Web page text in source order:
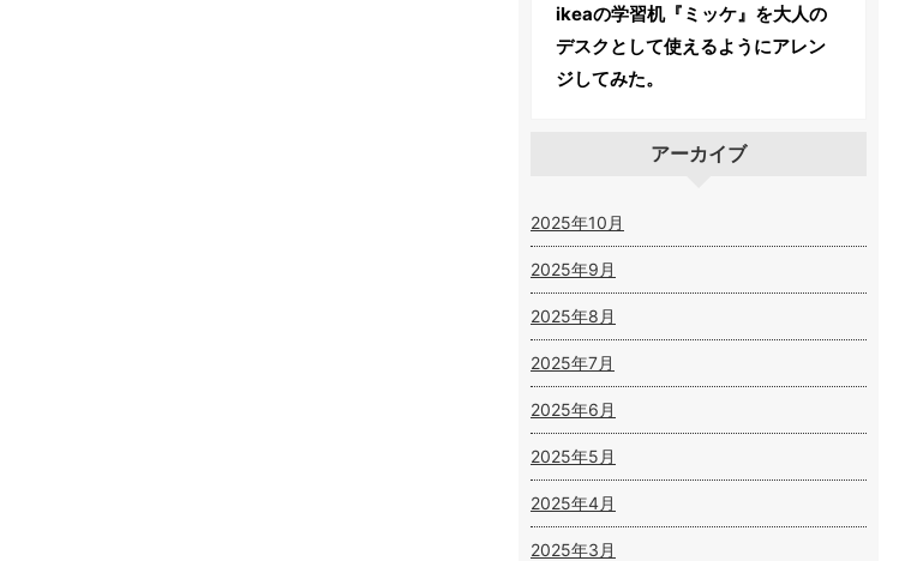
ikeaの学習机『ミッケ』を大人の
デスクとして使えるようにアレン
ジしてみた。
アーカイブ
2025年10月
2025年9月
2025年8月
2025年7月
2025年6月
2025年5月
2025年4月
2025年3月